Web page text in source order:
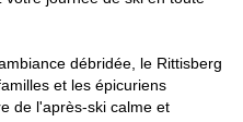
débridée, le Rittisberg
et les épicuriens
de l'après-ski calme et